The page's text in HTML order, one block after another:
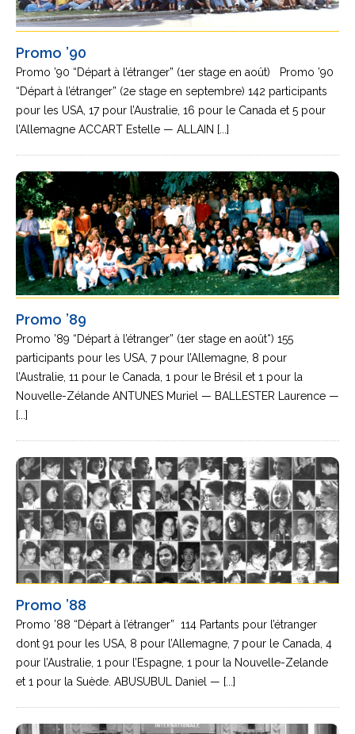
Promo ’90
Promo ’90 “Départ à l’étranger” (1er stage en août) Promo ’90
“Départ à l’étranger” (2e stage en septembre) 142 participants
pour les USA, 17 pour l’Australie, 16 pour le Canada et 5 pour
l’Allemagne ACCART Estelle — ALLAIN [...]
Promo ’89
Promo ’89 “Départ à l’étranger” (1er stage en août*) 155
participants pour les USA, 7 pour l’Allemagne, 8 pour
l’Australie, 11 pour le Canada, 1 pour le Brésil et 1 pour la
Nouvelle-Zélande ANTUNES Muriel — BALLESTER Laurence —
[...]
Promo ’88
Promo ’88 “Départ à l’étranger” 114 Partants pour l’étranger
dont 91 pour les USA, 8 pour l’Allemagne, 7 pour le Canada, 4
pour l’Australie, 1 pour l’Espagne, 1 pour la Nouvelle-Zelande
et 1 pour la Suède. ABUSUBUL Daniel — [...]